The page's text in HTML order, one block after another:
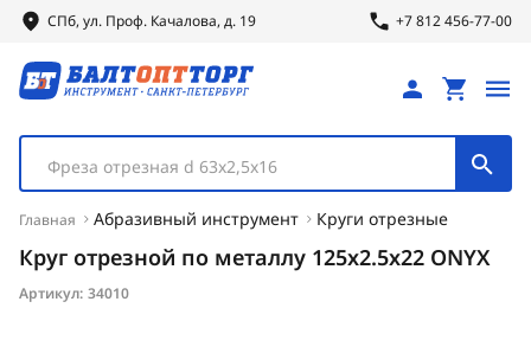
СПб, ул. Проф. Качалова, д. 19 +7 812 456-77-00
Фреза отрезная d 63х2,5х16
Главная Абразивный инструмент Круги отрезные
Круг отрезной по металлу 125х2.5х22 ONYX
Артикул: 34010